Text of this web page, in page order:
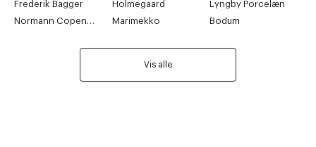
Frederik Bagger
Holmegaard
Lyngby Porcelæn
Normann Copenhagen
Marimekko Bodum
Vis alle